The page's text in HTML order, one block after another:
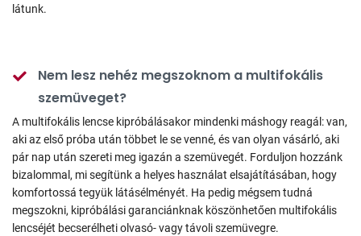
látunk.
Nem lesz nehéz megszoknom a multifokális
szemüveget?
A multifokális lencse kipróbálásakor mindenki máshogy reagál: van,
aki az első próba után többet le se venné, és van olyan vásárló, aki
pár nap után szereti meg igazán a szemüvegét. Forduljon hozzánk
bizalommal, mi segítünk a helyes használat elsajátításában, hogy
komfortossá tegyük látásélményét. Ha pedig mégsem tudná
megszokni, kipróbálási garanciánknak köszönhetően multifokális
lencséjét becserélheti olvasó- vagy távoli szemüvegre.